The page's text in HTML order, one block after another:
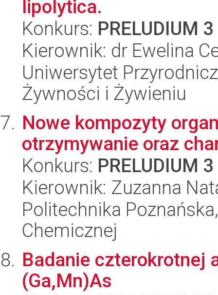
lipolytica.
Konkurs: PRELUDIUM 3
Kierownik: dr Ewelina
Uniwersytet
Żywności i Żywieniu
Nowe kompozyty
otrzymywanie oraz
Konkurs: PRELUDIUM 3
Kierownik: Zuzanna
Politechnika
Chemicznej
Badanie czterokrotnej
(Ga,Mn)As